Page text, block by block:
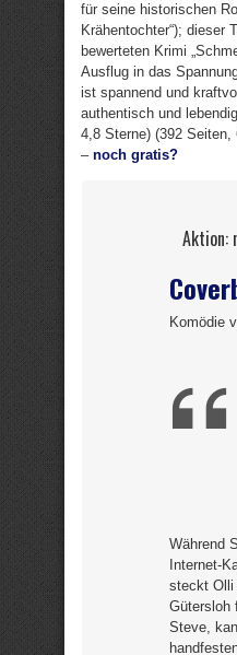
für seine historischen
Krähentochter“); dieser
bewerteten Krimi
Ausflug in das
ist spannend und
authentisch und
4,8 Sterne) (392
– noch gratis?
Aktion:
Komödie
Während
Internet-
steckt Olli
Gütersloh
Steve,